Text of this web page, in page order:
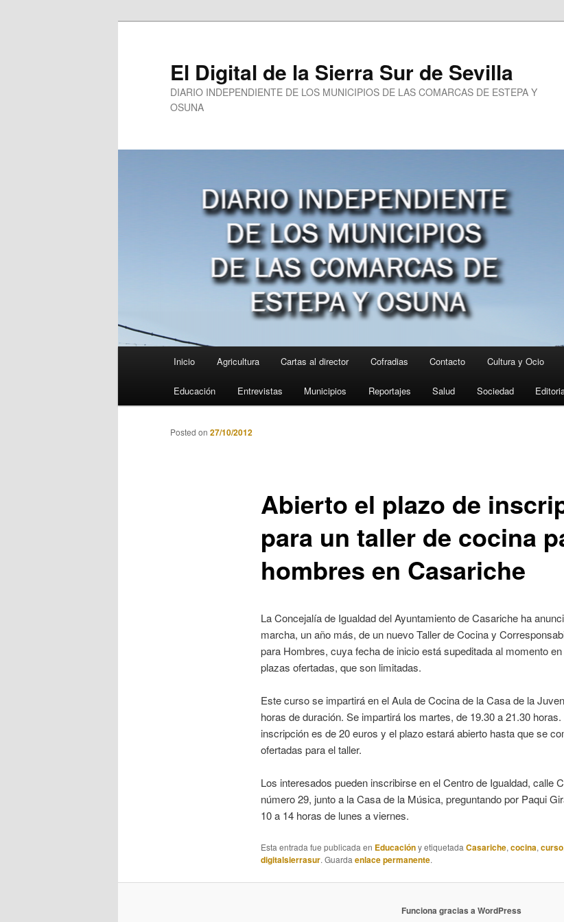
El Digital de la Sierra Sur de Sevilla
DIARIO INDEPENDIENTE DE LOS MUNICIPIOS DE LAS COMARCAS DE ESTEPA Y
OSUNA
Inicio Agricultura Cartas al director Cofradias Contacto Cultura y Ocio
Educación Entrevistas Municipios Reportajes Salud Sociedad
Abierto el plazo de
para un taller de cocina
hombres en Casariche
Posted on 27/10/2012
La Concejalía de Igualdad del Ayuntamiento de Casariche ha
marcha, un año más, de un nuevo Taller de Cocina y
para Hombres, cuya fecha de inicio está supeditada al momento
plazas ofertadas, que son limitadas.
Este curso se impartirá en el Aula de Cocina de la Casa de la
horas de duración. Se impartirá los martes, de 19.30 a 21.30
inscripción es de 20 euros y el plazo estará abierto hasta que se
ofertadas para el taller.
Los interesados pueden inscribirse en el Centro de Igualdad, calle
número 29, junto a la Casa de la Música, preguntando por Paqui
10 a 14 horas de lunes a viernes.
Esta entrada fue publicada en Educacióny etiquetada Casariche, cocina, curso,
digitalsierrasur. Guarda enlace permanente.
Funciona gracias a WordPress